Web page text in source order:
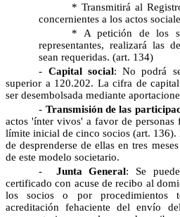
* Transmitirá al
concernientes a los actos
* A petición de los
representantes, realizará las
sean requeridas. (art. 134)
- Capital social: No podrá
superior a 120.202. La cifra de
ser desembolsada mediante
- Transmisión de las
actos 'ínter vivos' a favor de personas
límite inicial de cinco socios (art. 136).
de desprenderse de ellas en tres
de este modelo societario.
- Junta General: Se
certificado con acuse de recibo al
los socios o por procedimientos
acreditación fehaciente del envío